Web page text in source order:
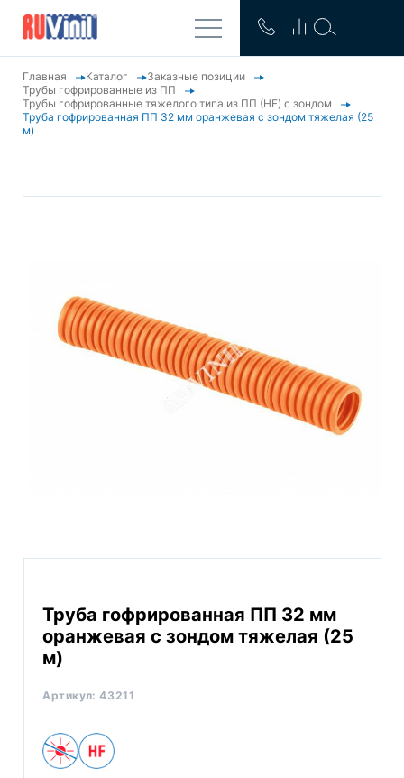
Главная Каталог
Заказные позиции
Трубы гофрированные из ПП
Трубы гофрированные тяжелого типа из ПП (HF) с зондом
Труба гофрированная ПП 32 мм оранжевая с зондом тяжелая (25
м)
Труба гофрированная ПП 32 мм
оранжевая с зондом тяжелая (25
м)
Артикул:43211